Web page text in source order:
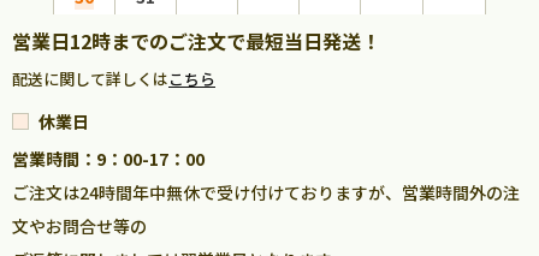
営業日12時までのご注文で最短当日発送！
配送に関して詳しくはこちら
休業日
営業時間：9：00-17：00
ご注文は24時間年中無休で受け付けておりますが、営業時間外の注
文やお問合せ等の